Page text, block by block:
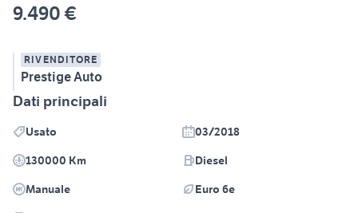
9.490 €
RIVENDITORE
Prestige Auto
Dati principali
Usato
03/2018
130000 Km
Diesel
Manuale
Euro 6e